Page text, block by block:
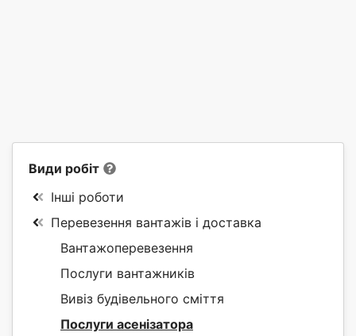
Види робіт
Інші роботи
Перевезення вантажів і доставка
Вантажоперевезення
Послуги вантажників
Вивіз будівельного сміття
Послуги асенізатора